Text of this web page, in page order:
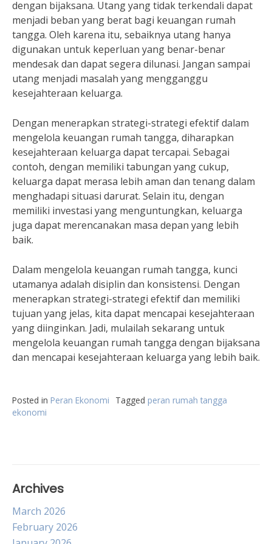
dengan bijaksana. Utang yang tidak terkendali dapat
menjadi beban yang berat bagi keuangan rumah
tangga. Oleh karena itu, sebaiknya utang hanya
digunakan untuk keperluan yang benar-benar
mendesak dan dapat segera dilunasi. Jangan sampai
utang menjadi masalah yang mengganggu
kesejahteraan keluarga.
Dengan menerapkan strategi-strategi efektif dalam
mengelola keuangan rumah tangga, diharapkan
kesejahteraan keluarga dapat tercapai. Sebagai
contoh, dengan memiliki tabungan yang cukup,
keluarga dapat merasa lebih aman dan tenang dalam
menghadapi situasi darurat. Selain itu, dengan
memiliki investasi yang menguntungkan, keluarga
juga dapat merencanakan masa depan yang lebih
baik.
Dalam mengelola keuangan rumah tangga, kunci
utamanya adalah disiplin dan konsistensi. Dengan
menerapkan strategi-strategi efektif dan memiliki
tujuan yang jelas, kita dapat mencapai kesejahteraan
yang diinginkan. Jadi, mulailah sekarang untuk
mengelola keuangan rumah tangga dengan bijaksana
dan mencapai kesejahteraan keluarga yang lebih baik.
Posted in Peran Ekonomi Tagged peran rumah tangga
ekonomi
Archives
March 2026
February 2026